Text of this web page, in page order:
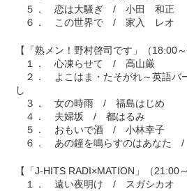
５． 恋は大騒ぎ / 小田 和正
６． この世界で / 家入 レオ
【「熟メン！野村啓司です」（18:00～
１． 心凍らせて / 高山厳
２． よこはま・たそがれ～英語
し
３． 女の時雨 / 福島はじめ
４． 夫婦坂 / 都はるみ
５． おもいで酒 / 小林幸子
６． あの鐘を鳴らすのはあなた
【「J-HITS RADI×MATION」（21:00
１． 遠い夜明け / スガシカオ